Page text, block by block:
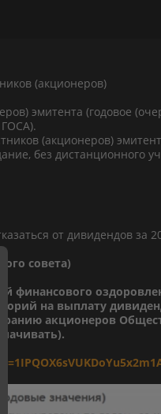
(акционеров)
эмитента (годовое
(акционеров)
без дистанционного
от дивидендов за
совета)
финансового
на выплату
акционеров